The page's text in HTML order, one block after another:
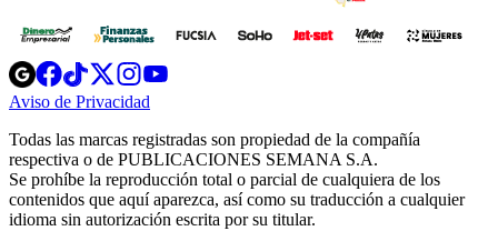
Opens
in
new
Opens
in
new
Opens
in
new
window
Opens
new
windowwindow
Aviso de Privacidad
new
window
Todas las marcas registradas son propiedad de la compañía
respectiva o de PUBLICACIONES SEMANA S.A.
Se prohíbe la reproducción total o parcial de cualquiera de los
contenidos que aquí aparezca, así como su traducción a cualquier
idioma sin autorización escrita por su titular.